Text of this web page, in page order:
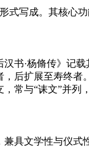
式写成。其核心
书·杨脩传》记载
后扩展至寿终者。
常与“诔文”并列
具文学性与仪式